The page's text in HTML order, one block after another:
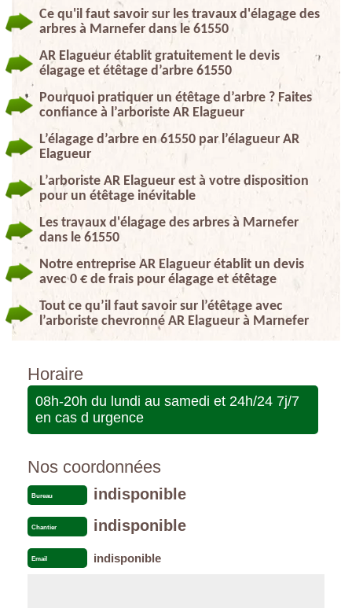
Ce qu'il faut savoir sur les travaux d'élagage des
arbres à Marnefer dans le 61550
AR Elagueur établit gratuitement le devis
élagage et étêtage d’arbre 61550
Pourquoi pratiquer un étêtage d’arbre ? Faites
confiance à l’arboriste AR Elagueur
L’élagage d’arbre en 61550 par l’élagueur AR
Elagueur
L’arboriste AR Elagueur est à votre disposition
pour un étêtage inévitable
Les travaux d'élagage des arbres à Marnefer
dans le 61550
Notre entreprise AR Elagueur établit un devis
avec 0 € de frais pour élagage et étêtage
Tout ce qu’il faut savoir sur l’étêtage avec
l’arboriste chevronné AR Elagueur à Marnefer
Horaire
08h-20h du lundi au samedi et 24h/24 7j/7
en cas d urgence
Nos coordonnées
Bureau indisponible
Chantier indisponible
Email indisponible